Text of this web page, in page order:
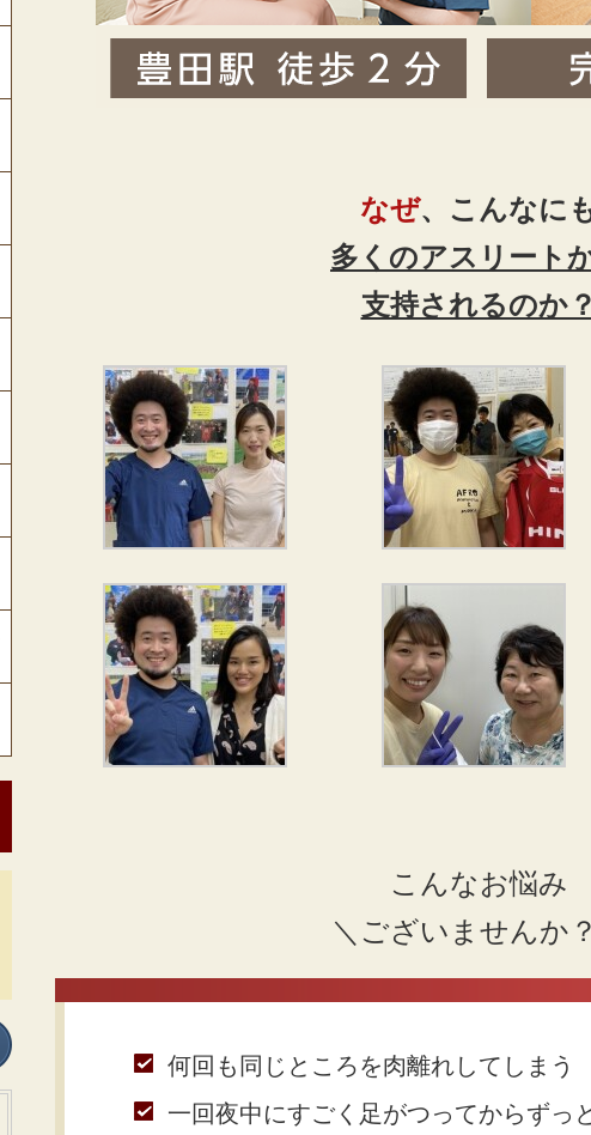
なぜ、こんなに
多くのアスリート
支持されるのか
こんなお悩み
＼ございませんか
何回も同じところを肉離れしてしまう
一回夜中にすごく足がつってからずっ